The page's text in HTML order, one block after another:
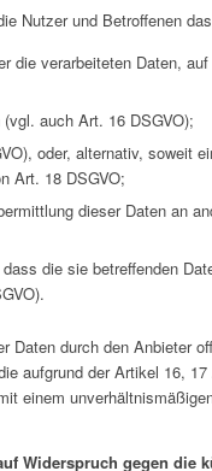
Nutzer und Betroffenen
die verarbeiteten Daten,
auch Art. 16 DSGVO);
oder, alternativ, soweit
Art. 18 DSGVO;
dieser Daten an
die sie betreffenden
durch den Anbieter
aufgrund der Artikel 16,
einem
Widerspruch gegen die